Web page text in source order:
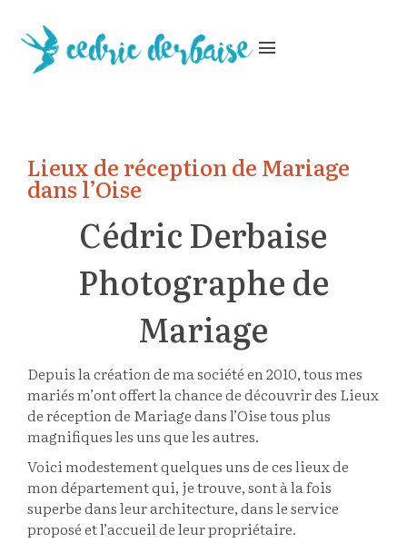
menu
Lieux de réception de Mariage
dans l’Oise
Cédric Derbaise
Photographe de
Mariage
Depuis la création de ma société en 2010, tous mes
mariés m’ont offert la chance de découvrir des Lieux
de réception de Mariage dans l’Oise tous plus
magnifiques les uns que les autres.
Voici modestement quelques uns de ces lieux de
mon département qui, je trouve, sont à la fois
superbe dans leur architecture, dans le service
proposé et l’accueil de leur propriétaire.